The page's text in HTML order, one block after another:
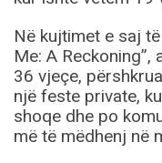
Në kujtimet e saj
Me: A Reckoning”,
36 vjeçe,
një feste private,
shoqe dhe po
më të mëdhenj në